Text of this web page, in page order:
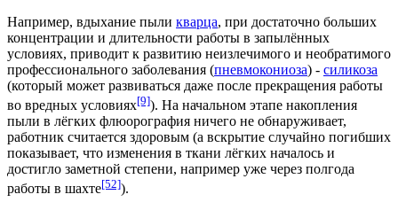
Например, вдыхание пыли кварца, при достаточно больших
концентрации и длительности работы в запылённых
условиях, приводит к развитию неизлечимого и необратимого
профессионального заболевания (пневмокониоза) - силикоза
(который может развиваться даже после прекращения работы
во вредных условиях[9]). На начальном этапе накопления
пыли в лёгких флюорография ничего не обнаруживает,
работник считается здоровым (а вскрытие случайно погибших
показывает, что изменения в ткани лёгких началось и
достигло заметной степени, например уже через полгода
работы в шахте[52]).